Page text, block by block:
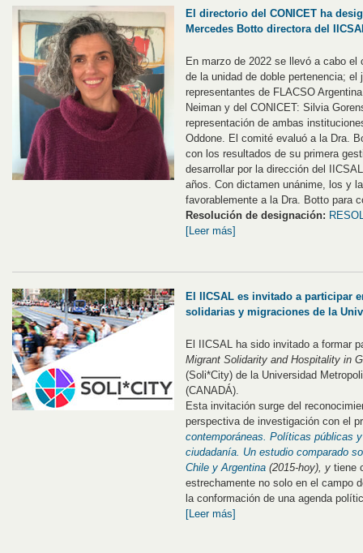
El directorio del CONICET ha
Mercedes Botto directora del
En marzo de 2022 se llevó a cabo
de la unidad de doble pertenencia;
representantes de FLACSO
Neiman y del CONICET: Silvia
representación de ambas
Oddone. El comité evaluó a la Dra.
con los resultados de su primera
desarrollar por la dirección del
años. Con dictamen unánime, los y
favorablemente a la Dra. Botto para
Resolución de designación:
[Leer más]
El IICSAL es invitado a participar
solidarias y migraciones de la
El IICSAL ha sido invitado a formar
Migrant Solidarity and Hospitality in
(Soli*City) de la Universidad
(CANADÁ).
Esta invitación surge del
perspectiva de investigación con el
contemporáneas. Políticas públicas
ciudadanía. Un estudio comparado
Chile y Argentina (2015-hoy), y tiene
estrechamente no solo en el campo
la conformación de una agenda
[Leer más]